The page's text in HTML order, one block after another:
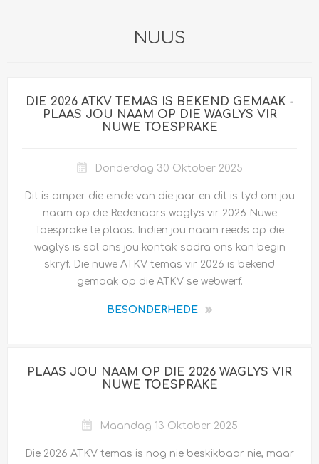
NUUS
DIE 2026 ATKV TEMAS IS BEKEND GEMAAK -
PLAAS JOU NAAM OP DIE WAGLYS VIR
NUWE TOESPRAKE
Donderdag 30 Oktober 2025
Dit is amper die einde van die jaar en dit is tyd om jou
naam op die Redenaars waglys vir 2026 Nuwe
Toesprake te plaas. Indien jou naam reeds op die
waglys is sal ons jou kontak sodra ons kan begin
skryf. Die nuwe ATKV temas vir 2026 is bekend
gemaak op die ATKV se webwerf.
BESONDERHEDE
PLAAS JOU NAAM OP DIE 2026 WAGLYS VIR
NUWE TOESPRAKE
Maandag 13 Oktober 2025
Die 2026 ATKV temas is nog nie beskikbaar nie, maar